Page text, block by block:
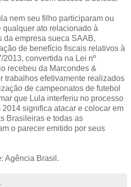
nem seu filho participaram ou
ato relacionado à
da empresa sueca SAAB,
de benefício fiscais relativos à
2013, convertida na Lei nº
recebeu da Marcondes &
trabalhos efetivamente realizados
de campeonatos de futebol
que Lula interferiu no processo
significa atacar e colocar em
Brasileiras e todas as
o parecer emitido por seus
Agência Brasil.